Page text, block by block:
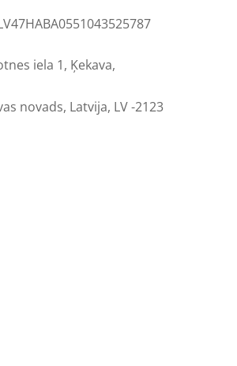
iela 1, Ķekava,
Latvija, LV -2123